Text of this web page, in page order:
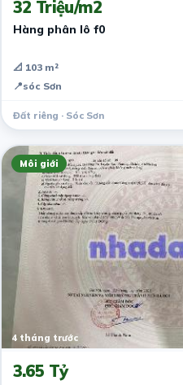
32 Triệu/m2
Hàng phân lô f0
📐 103 m²
📍sóc Sơn
Đất riêng · Sóc Sơn
Môi giới
4 tháng trước
3.65 Tỷ